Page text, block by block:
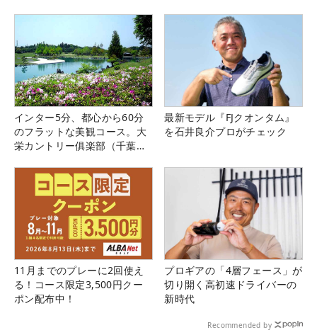
インター5分、都心から60分
のフラットな美観コース。大
栄カントリー俱楽部（千葉
最新モデル『FJクオンタム』
を石井良介プロがチェック
11月までのプレーに2回使え
る！コース限定3,500円クー
ポン配布中！
プロギアの「4層フェース」が
切り開く高初速ドライバーの
新時代
Recommended by